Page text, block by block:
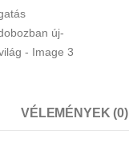
VÉLEMÉNYEK (0)